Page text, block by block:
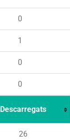
0
1
0
0
Descarregats
26